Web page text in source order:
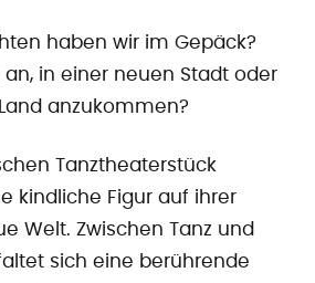
haben wir im Gepäck?
in einer neuen Stadt oder
anzukommen?
Tanztheaterstück
kindliche Figur auf ihrer
Welt. Zwischen Tanz und
sich eine berührende